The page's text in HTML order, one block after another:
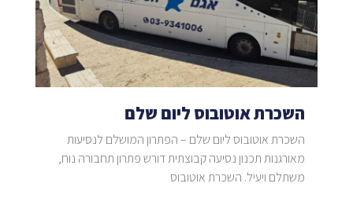
השכרת אוטובוס ליום שלם
השכרת אוטובוס ליום שלם – הפתרון המושלם לנסיעות
מאורגנות תכנון נסיעה קבוצתית דורש פתרון תחבורה נוח,
משתלם ויעיל. השכרת אוטובוס